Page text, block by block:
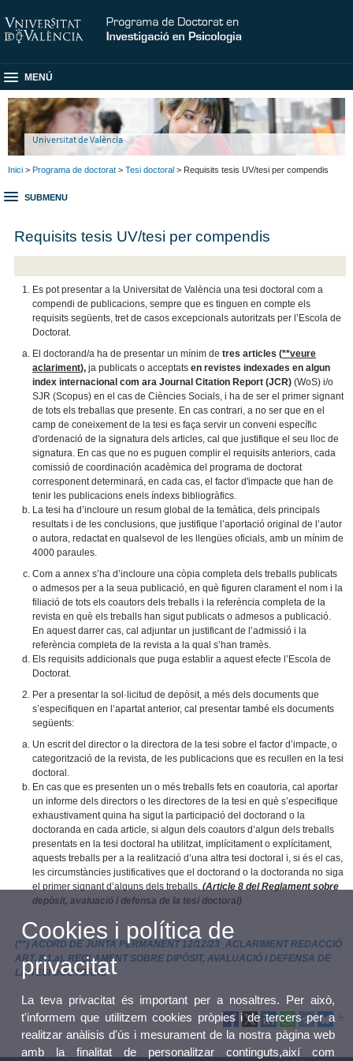
MENÚ
Universitat de València
Inici > Programa de doctorat > Tesi doctoral > Requisits tesis UV/tesi per compendis
SUBMENU
Requisits tesis UV/tesi per compendis
Es pot presentar a la Universitat de València una tesi doctoral com a
compendi de publicacions, sempre que es tinguen en compte els
requisits següents, tret de casos excepcionals autoritzats per l’Escola de
Doctorat.
El doctorand/a ha de presentar un mínim detres articles (**veure
aclariment), ja publicats o acceptatsen revistes indexades en algun
index internacional com ara Journal Citation Report (JCR) (WoS) i/o
SJR (Scopus) en el cas de Ciències Socials, i ha de ser el primer signant
de tots els treballas que presente. En cas contrari, a no ser que en el
camp de coneixement de la tesi es faça servir un conveni específic
d'ordenació de la signatura dels articles, cal que justifique el seu lloc de
signatura. En cas que no es puguen complir el requisits anteriors, cada
comissió de coordinación acadèmica del programa de doctorat
corresponent determinará, en cada cas, el factor d'impacte que han de
tenir les publicacions enels índexs bibliogràfics.
La tesi ha d’incloure un resum global de la temàtica, dels principals
resultats i de les conclusions, que justifique l’aportació original de l’autor
o autora, redactat en qualsevol de les llengües oficials, amb un mínim de
4000 paraules.
Com a annex s’ha d’incloure una còpia completa dels treballs publicats
o admesos per a la seua publicació, en què figuren clarament el nom i la
filiació de tots els coautors dels treballs i la referència completa de la
revista en què els treballs han sigut publicats o admesos a publicació.
En aquest darrer cas, cal adjuntar un justificant de l’admissió i la
referència completa de la revista a la qual s’han tramès.
Els requisits addicionals que puga establir a aquest efecte l’Escola de
Doctorat.
Per a presentar la sol·licitud de depòsit, a més dels documents que
s’especifiquen en l’apartat anterior, cal presentar també els documents
següents:
Un escrit del director o la directora de la tesi sobre el factor d’impacte, o
categorització de la revista, de les publicacions que es recullen en la tesi
doctoral.
En cas que es presenten un o més treballs fets en coautoria, cal aportar
un informe dels directors o les directores de la tesi en què s’especifique
exhaustivament quina ha sigut la participació del doctorand o la
doctoranda en cada article, si algun dels coautors d’algun dels treballs
presentats en la tesi doctoral ha utilitzat, implícitament o explícitament,
aquests treballs per a la realització d’una altra tesi doctoral i, si és el cas,
les circumstàncies justificatives que el doctorand o la doctoranda no siga
el primer signant d’alguns dels treballs.(Article 8 del Reglament sobre
depòsit, avaluació i defensa de la tesi doctoral)
(**) ACORD DE JUNTA PERMANENT 12/12/23_ACLARIMENT REDACCIÓ
ART. 8.1.a), REGLAMENT SOBRE DIPÒSIT, AVALUACIÓ I DEFENSA DE
LA TESI DOCTORAL
Cookies i política de
privacitat
La teva privacitat és important per a nosaltres. Per això,
t'informem que utilitzem cookies pròpies i de tercers per a
realitzar anàlisis d'ús i mesurament de la nostra pàgina web
amb la finalitat de personalitzar continguts,així com